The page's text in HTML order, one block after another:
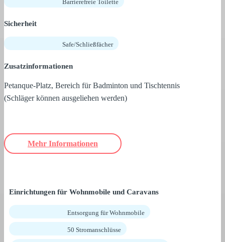
Barrierefreie Toilette
Sicherheit
Safe/Schließfächer
Zusatzinformationen
Petanque-Platz, Bereich für Badminton und Tischtennis
(Schläger können ausgeliehen werden)
Mehr Informationen
Einrichtungen für Wohnmobile und Caravans
Entsorgung für Wohnmobile
50 Stromanschlüsse